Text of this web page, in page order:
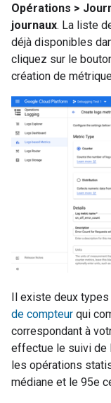
Opérations >
journaux. La liste
déjà disponibles
cliquez sur le
création de
Il existe deux
de compteur qui
correspondant à
effectue le suivi de
les opérations
médiane et le 95e